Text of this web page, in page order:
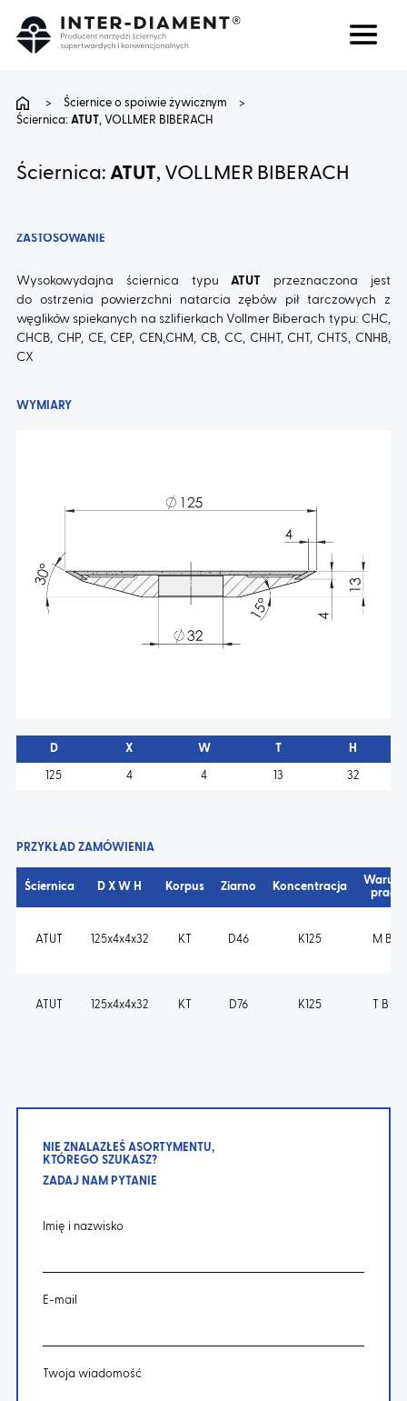
FAQ
BLOG
KONTAKT
> Ściernice o spoiwie żywicznym
>
Ściernica: ATUT, VOLLMER BIBERACH
Ściernica: ATUT, VOLLMER BIBERACH
ZASTOSOWANIE
Wysokowydajna ściernica typuATUT
przeznaczona jest
do ostrzenia powierzchni natarcia zębów pił tarczowych z
węglików spiekanych na szlifierkach Vollmer Biberach typu: CHC,
CHCB, CHP, CE, CEP, CEN,CHM, CB, CC, CHHT, CHT, CHTS, CNHB,
CX
WYMIARY
D X W T H
125 4 4 13 32
PRZYKŁAD ZAMÓWIENIA
Ściernica D X W H Korpus Ziarno Koncentracja
pracy
ATUT 125x4x4x32 KT D46 K125 M B s
ATUT 125x4x4x32 KT D76 K125 T B m
NIE ZNALAZŁEŚ ASORTYMENTU,
KTÓREGO SZUKASZ?
ZADAJ NAM PYTANIE
Imię i nazwisko
E-mail
Twoja wiadomość